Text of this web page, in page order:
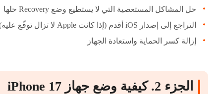
حل المشاكل المستعصية التي لا يستطيع وضع Recovery حلها
التراجع إلى إصدار iOS أقدم (إذا كانت Apple لا تزال توقّع عليه)
إزالة كسر الحماية واستعادة الجهاز
الجزء 2. كيفية وضع جهاز iPhone 17